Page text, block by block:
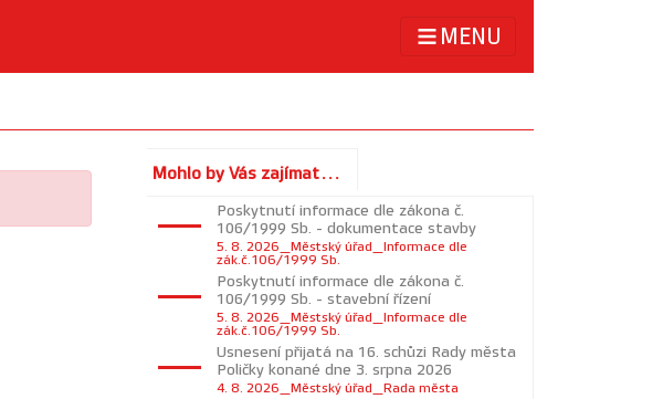
MENU
Mohlo by Vás zajímat...
Poskytnutí informace dle zákona č.
106/1999 Sb. - dokumentace stavby
5. 8. 2026_Městský úřad_Informace dle
zák.č.106/1999 Sb.
Poskytnutí informace dle zákona č.
106/1999 Sb. - stavební řízení
5. 8. 2026_Městský úřad_Informace dle
zák.č.106/1999 Sb.
Usnesení přijatá na 16. schůzi Rady města
Poličky konané dne 3. srpna 2026
4. 8. 2026_Městský úřad_Rada města